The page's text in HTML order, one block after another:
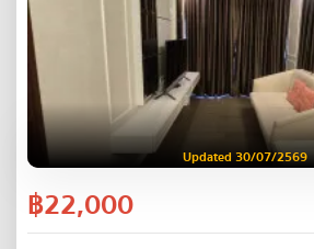
Updated 30/07/2569
฿22,000